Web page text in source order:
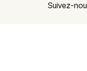
Suivez-